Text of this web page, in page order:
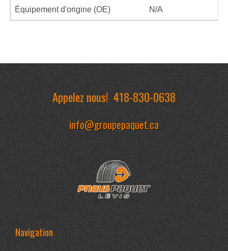
Équipement d'origine (OE) N/A
Appelez nous!418-830-0638
info@groupepaquet.ca
Navigation